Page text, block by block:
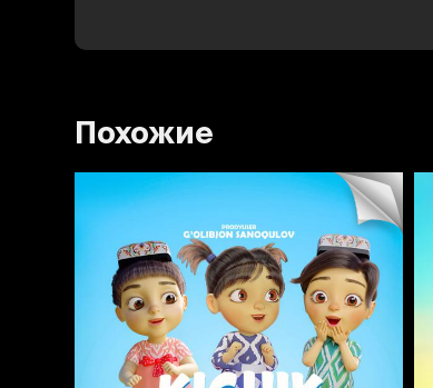
Похожие